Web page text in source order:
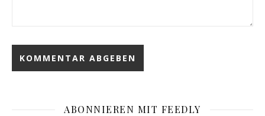
ABONNIEREN MIT FEEDLY